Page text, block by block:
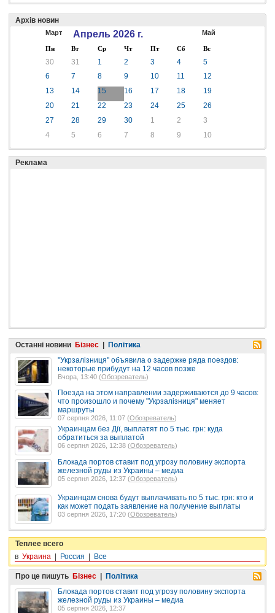
Архів новин
Март Апрель 2026 г. Май
Пн Вт Ср Чт Пт Сб Вс
30 31 1 2 3 4
5
6
7 8 9 10 11
12
13
14 15 16 17 18
19
20
21 22 23 24 25
26
27
28 29 30 1 2
3
4
5 6 7 8 9 10
Реклама
Останні новини Бізнес | Політика
"Укрзалізниця" объявила о задержке ряда поездов:
некоторые прибудут на 12 часов позже
Вчора, 13:40 (Обозреватель)
Поезда на этом направлении задерживаются до 9 часов:
что произошло и почему "Укрзалізниця" меняет
маршруты
07 серпня 2026, 11:07 (Обозреватель)
Украинцам без Дії, выплатят по 5 тыс. грн: куда
обратиться за выплатой
06 серпня 2026, 12:38 (Обозреватель)
Блокада портов ставит под угрозу половину экспорта
железной руды из Украины – медиа
05 серпня 2026, 12:37 (Обозреватель)
Украинцам снова будут выплачивать по 5 тыс. грн: кто и
как может подать заявление на получение выплаты
03 серпня 2026, 17:20 (Обозреватель)
Теплее всего
в Украина | Россия | Все
Про це пишуть Бізнес | Політика
Блокада портов ставит под угрозу половину экспорта
железной руды из Украины – медиа
05 серпня 2026, 12:37